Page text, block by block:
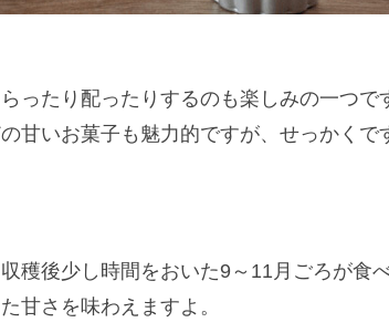
ったり配ったりするのも楽しみの一つで
甘いお菓子も魅力的ですが、せっかくで
穫後少し時間をおいた9～11月ごろが食べ
甘さを味わえますよ。